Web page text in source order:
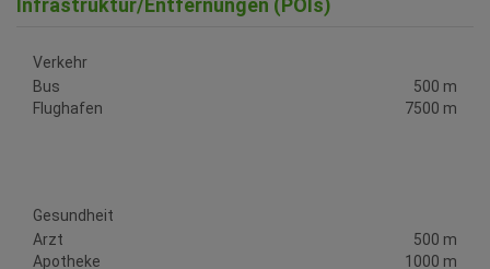
Infrastruktur/Entfernungen (POIs)
Verkehr
Bus
500 m
Flughafen
7500 m
Gesundheit
Arzt
500 m
Apotheke
1000 m